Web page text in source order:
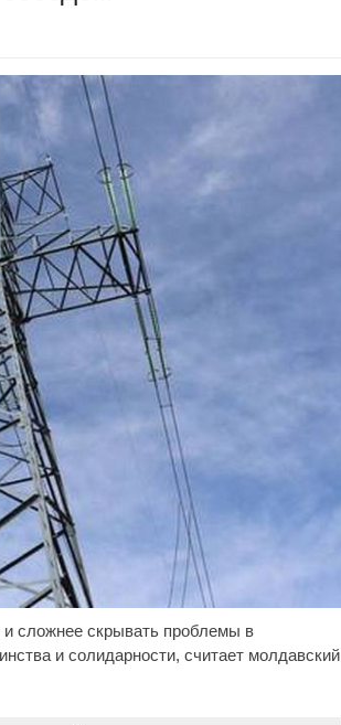
сложнее скрывать проблемы в
и солидарности, считает молдавский
i
вы
долго
Скрытые признаки рака:
на такое никто не
обращает внимание, а